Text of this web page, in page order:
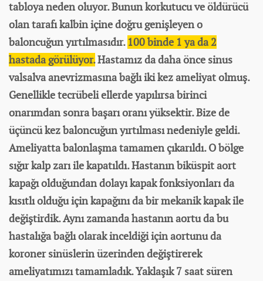
tabloya neden oluyor. Bunun korkutucu ve öldürücü
olan tarafı kalbin içine doğru genişleyen o
baloncuğun yırtılmasıdır. 100 binde 1 ya da 2
hastada görülüyor.Hastamız da daha önce sinus
valsalva anevrizmasına bağlı iki kez ameliyat olmuş.
Genellikle tecrübeli ellerde yapılırsa birinci
onarımdan sonra başarı oranı yüksektir. Bize de
üçüncü kez baloncuğun yırtılması nedeniyle geldi.
Ameliyatta balonlaşma tamamen çıkarıldı. O bölge
sığır kalp zarı ile kapatıldı. Hastanın biküspit aort
kapağı olduğundan dolayı kapak fonksiyonları da
kısıtlı olduğu için kapağını da bir mekanik kapak ile
değiştirdik. Aynı zamanda hastanın aortu da bu
hastalığa bağlı olarak inceldiği için aortunu da
koroner sinüslerin üzerinden değiştirerek
ameliyatımızı tamamladık. Yaklaşık 7 saat süren